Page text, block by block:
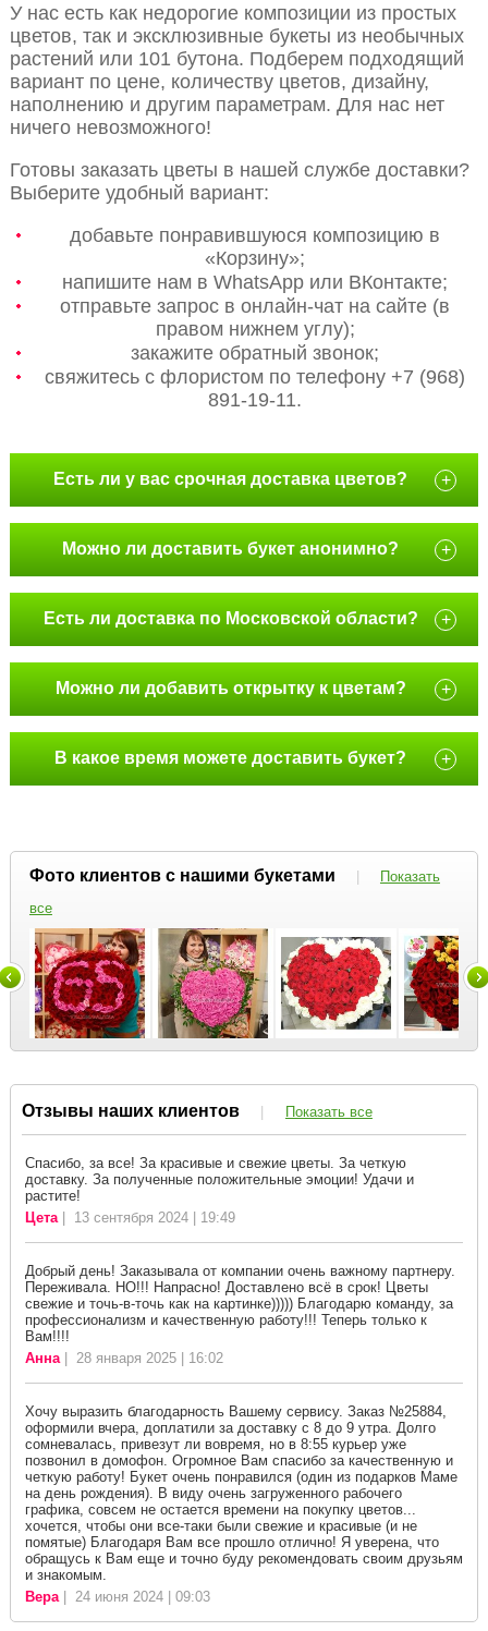
У нас есть как недорогие композиции из простых
цветов, так и эксклюзивные букеты из необычных
растений или 101 бутона. Подберем подходящий
вариант по цене, количеству цветов, дизайну,
наполнению и другим параметрам. Для нас нет
ничего невозможного!
Готовы заказать цветы в нашей службе доставки?
Выберите удобный вариант:
добавьте понравившуюся композицию в
«Корзину»;
напишите нам в WhatsApp или ВКонтакте;
отправьте запрос в онлайн-чат на сайте (в
правом нижнем углу);
закажите обратный звонок;
свяжитесь с флористом по телефону +7 (968)
891-19-11.
Есть ли у вас срочная доставка цветов? +
Можно ли доставить букет анонимно? +
Есть ли доставка по Московской области? +
Можно ли добавить открытку к цветам? +
В какое время можете доставить букет? +
Фото клиентов с нашими букетами |
Показать
все
Отзывы наших клиентов | Показать все
Спасибо, за все! За красивые и свежие цветы. За четкую
доставку. За полученные положительные эмоции! Удачи и
растите!
Цета| 13 сентября 2024 | 19:49
Добрый день! Заказывала от компании очень важному партнеру.
Переживала. НО!!! Напрасно! Доставлено всё в срок! Цветы
свежие и точь-в-точь как на картинке))))) Благодарю команду, за
профессионализм и качественную работу!!! Теперь только к
Вам!!!!
Анна| 28 января 2025 | 16:02
Хочу выразить благодарность Вашему сервису. Заказ №25884,
оформили вчера, доплатили за доставку с 8 до 9 утра. Долго
сомневалась, привезут ли вовремя, но в 8:55 курьер уже
позвонил в домофон. Огромное Вам спасибо за качественную и
четкую работу! Букет очень понравился (один из подарков Маме
на день рождения). В виду очень загруженного рабочего
графика, совсем не остается времени на покупку цветов...
хочется, чтобы они все-таки были свежие и красивые (и не
помятые) Благодаря Вам все прошло отлично! Я уверена, что
обращусь к Вам еще и точно буду рекомендовать своим друзьям
и знакомым.
Вера| 24 июня 2024 | 09:03